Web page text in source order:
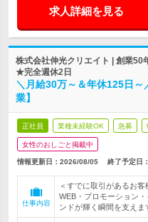
求人詳細を見る
株式会社伸光クリエイト | 創業50
★完全週休2日
＼月給30万～＆年休125日
業】
正社員 業種未経験OK 急募
女性のおしごと掲載中
情報更新日：2026/08/05 終了予定日：
仕事内容
＜すでに取引があるお
WEB・プロモーション
ンドが輝く瞬間を支えま